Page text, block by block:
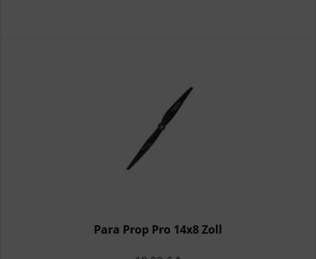
Para Prop Pro 14x8 Zoll